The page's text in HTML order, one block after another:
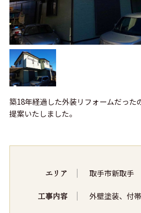
築18年経過した外装リフォームだった
提案いたしました。
エリア 取手市新取手
工事内容 外壁塗装、付